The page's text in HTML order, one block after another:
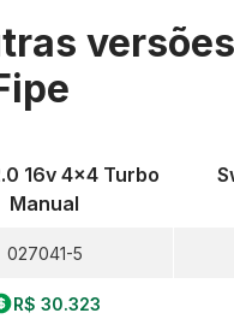
16v 4x4 Turbo
Manual
027041-5
R$ 30.323